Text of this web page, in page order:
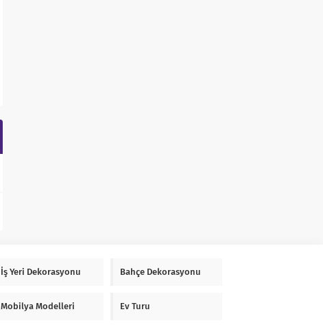
İş Yeri Dekorasyonu Bahçe Dekorasyonu
Mobilya Modelleri Ev Turu